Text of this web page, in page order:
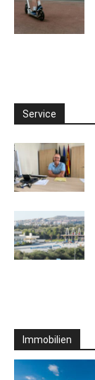
Service
Immobilien